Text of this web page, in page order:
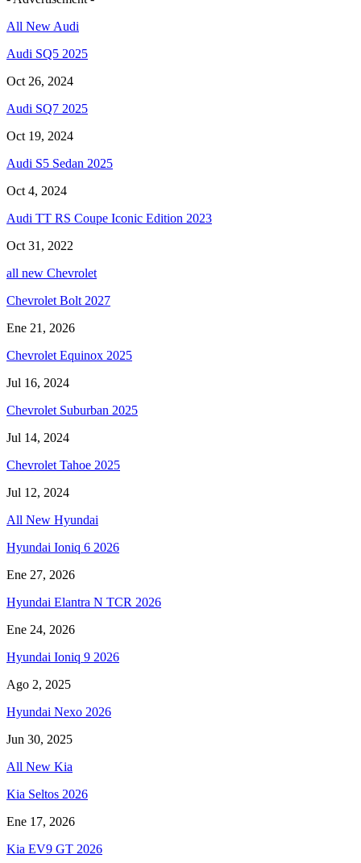
All New Audi
Audi SQ5 2025
Oct 26, 2024
Audi SQ7 2025
Oct 19, 2024
Audi S5 Sedan 2025
Oct 4, 2024
Audi TT RS Coupe Iconic Edition 2023
Oct 31, 2022
all new Chevrolet
Chevrolet Bolt 2027
Ene 21, 2026
Chevrolet Equinox 2025
Jul 16, 2024
Chevrolet Suburban 2025
Jul 14, 2024
Chevrolet Tahoe 2025
Jul 12, 2024
All New Hyundai
Hyundai Ioniq 6 2026
Ene 27, 2026
Hyundai Elantra N TCR 2026
Ene 24, 2026
Hyundai Ioniq 9 2026
Ago 2, 2025
Hyundai Nexo 2026
Jun 30, 2025
All New Kia
Kia Seltos 2026
Ene 17, 2026
Kia EV9 GT 2026